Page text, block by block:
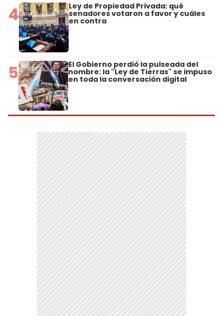
4 Ley de Propiedad Privada: qué
senadores votaron a favor y cuáles
en contra
5 El Gobierno perdió la pulseada del
nombre: la "Ley de Tierras" se impuso
en toda la conversación digital